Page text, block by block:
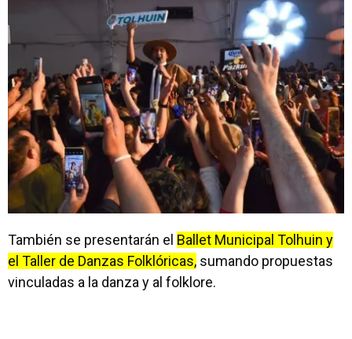
También se presentarán el Ballet Municipal Tolhuin y
el Taller de Danzas Folklóricas, sumando propuestas
vinculadas a la danza y al folklore.